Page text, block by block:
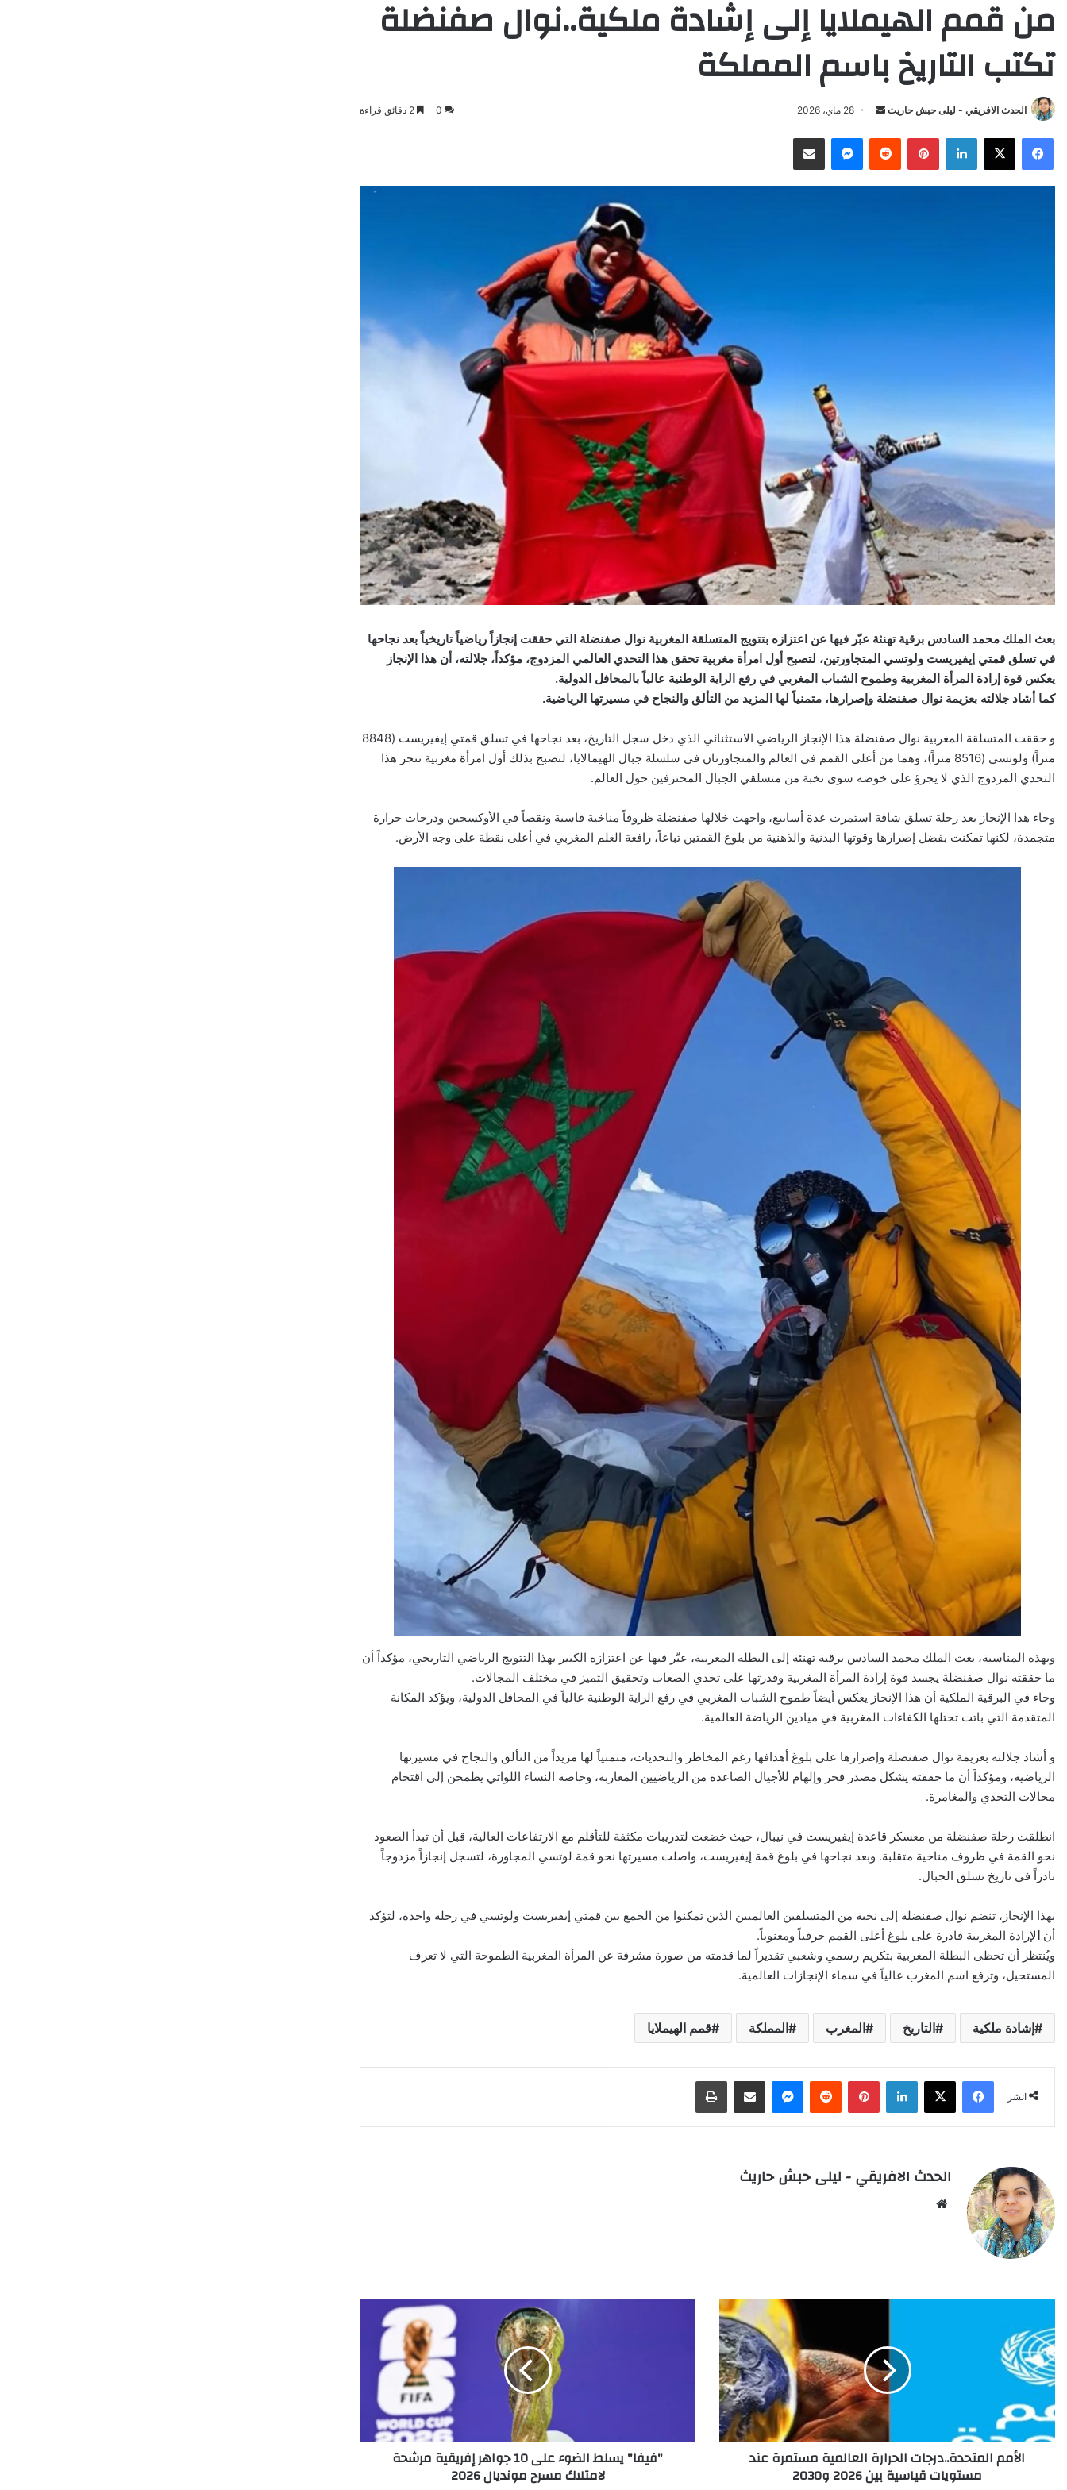
من قمم الهيملايا إلى إشادة ملكية..نوال صفنضلة
تكتب التاريخ باسم المملكة
الحدث الافريقي - ليلى حبش حاريث
Send28 ماي، 2026 0
Facebook
X
LinkedIn
Pinterest
Reddit
Messengerانشر عبر البريد الإلكتروني
بعث الملك محمد السادس برقية تهنئة عبّر فيها عن اعتزازه بتتويج المتسلقة المغربية نوال صفنضلة التي حققت إنجازاً رياضياً تاريخياً بعد نجاحها
في تسلق قمتي إيفيريست ولوتسي المتجاورتين، لتصبح أول امرأة مغربية تحقق هذا التحدي العالمي المزدوج، مؤكداً، جلالته، أن هذا الإنجاز
يعكس قوة إرادة المرأة المغربية وطموح الشباب المغربي في رفع الراية الوطنية عالياً بالمحافل الدولية.
كما أشاد جلالته بعزيمة نوال صفنضلة وإصرارها، متمنياً لها المزيد من التألق والنجاح في مسيرتها الرياضية.
و حققت المتسلقة المغربية نوال صفنضلة هذا الإنجاز الرياضي الاستثنائي الذي دخل سجل التاريخ، بعد نجاحها في تسلق قمتي إيفيريست (8848
متراً) ولوتسي (8516 متراً)، وهما من أعلى القمم في العالم والمتجاورتان في سلسلة جبال الهيمالايا، لتصبح بذلك أول امرأة مغربية تنجز هذا
التحدي المزدوج الذي لا يجرؤ على خوضه سوى نخبة من متسلقي الجبال المحترفين حول العالم.
وجاء هذا الإنجاز بعد رحلة تسلق شاقة استمرت عدة أسابيع، واجهت خلالها صفنضلة ظروفاً مناخية قاسية ونقصاً في الأوكسجين ودرجات حرارة
متجمدة، لكنها تمكنت بفضل إصرارها وقوتها البدنية والذهنية من بلوغ القمتين تباعاً، رافعة العلم المغربي في أعلى نقطة على وجه الأرض.
وبهذه المناسبة، بعث الملك محمد السادس برقية تهنئة إلى البطلة المغربية، عبّر فيها عن اعتزازه الكبير بهذا التتويج الرياضي التاريخي، مؤكداً أن
ما حققته نوال صفنضلة يجسد قوة إرادة المرأة المغربية وقدرتها على تحدي الصعاب وتحقيق التميز في مختلف المجالات.
وجاء في البرقية الملكية أن هذا الإنجاز يعكس أيضاً طموح الشباب المغربي في رفع الراية الوطنية عالياً في المحافل الدولية، ويؤكد المكانة
المتقدمة التي باتت تحتلها الكفاءات المغربية في ميادين الرياضة العالمية.
و أشاد جلالته بعزيمة نوال صفنضلة وإصرارها على بلوغ أهدافها رغم المخاطر والتحديات، متمنياً لها مزيداً من التألق والنجاح في مسيرتها
الرياضية، ومؤكداً أن ما حققته يشكل مصدر فخر وإلهام للأجيال الصاعدة من الرياضيين المغاربة، وخاصة النساء اللواتي يطمحن إلى اقتحام
مجالات التحدي والمغامرة.
انطلقت رحلة صفنضلة من معسكر قاعدة إيفيريست في نيبال، حيث خضعت لتدريبات مكثفة للتأقلم مع الارتفاعات العالية، قبل أن تبدأ الصعود
نحو القمة في ظروف مناخية متقلبة. وبعد نجاحها في بلوغ قمة إيفيريست، واصلت مسيرتها نحو قمة لوتسي المجاورة، لتسجل إنجازاً مزدوجاً
نادراً في تاريخ تسلق الجبال.
بهذا الإنجاز، تنضم نوال صفنضلة إلى نخبة من المتسلقين العالميين الذين تمكنوا من الجمع بين قمتي إيفيريست ولوتسي في رحلة واحدة، لتؤكد
أن الإرادة المغربية قادرة على بلوغ أعلى القمم حرفياً ومعنوياً.
ويُنتظر أن تحظى البطلة المغربية بتكريم رسمي وشعبي تقديراً لما قدمته من صورة مشرفة عن المرأة المغربية الطموحة التي لا تعرف
المستحيل، وترفع اسم المغرب عالياً في سماء الإنجازات العالمية.
إشادة ملكية التاريخ المغرب المملكة قمم الهيملايا
انشر
Facebook
X
LinkedIn
Pinterest
Reddit
Messengerانشر عبر البريد الإلكترونياطبع
الحدث الافريقي - ليلى حبش حاريث
الحرارة
العالمية
مستمرة
عند
مستويات
قياسية
بين
الأمم المتحدة..درجات الحرارة العالمية مستمرة عند
مستويات قياسية بين 2026 و2030
لامتلاك
"فيفا" يسلط الضوء على 10 جواهر إفريقية مرشحة
لامتلاك مسرح مونديال 2026